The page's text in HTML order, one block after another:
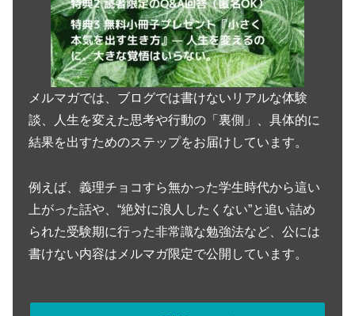
メルマガでは、ブログでは書けないリアルな体験
談、人生を変えた思考や行動の「裏側」、具体的に
結果を出すためのステップをお届けしています。
例えば、義理チョコすら無かった学生時代から這い
上がった話や、“絶対に浪人したくない”と追い詰め
られた受験期に行った非常識な勉強法など、公には
書けない内容はメルマガ限定で公開しています。